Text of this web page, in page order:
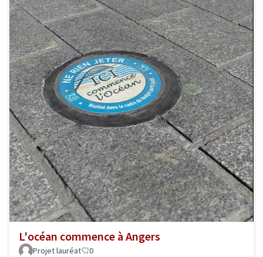
L'océan commence à Angers
Projet lauréat 0